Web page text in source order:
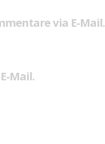
via E-Mail.
Mail.